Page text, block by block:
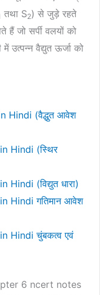
तथा S2) से जुड़े रहते
हैं जो सर्पी वलयों को
उत्पन्न वैद्युत ऊर्जा को
Hindi (वैद्धुत आवेश
Hindi (स्थिर
(विद्युत धारा)
Hindi गतिमान आवेश
Hindi चुंबकत्व एवं
6 ncert notes